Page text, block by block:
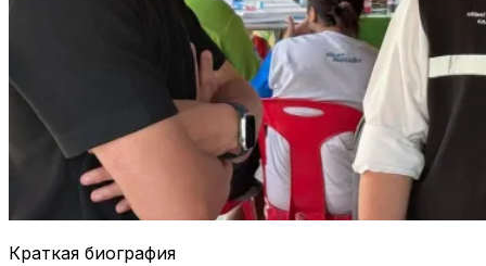
Краткая биография